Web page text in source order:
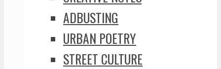
ADBUSTING
URBAN POETRY
STREET CULTURE